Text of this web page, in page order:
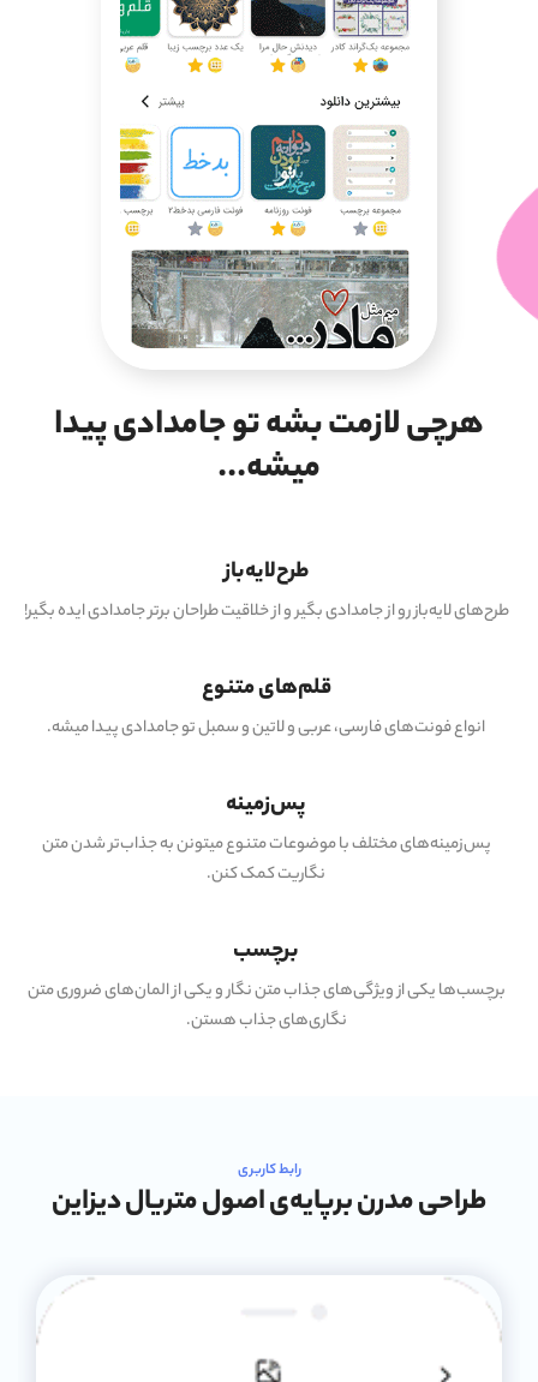
هرچی لازمت بشه تو جامدادی پیدا
میشه...
طرح‌لایه‌باز
طرح‌های لایه‌باز رو از جامدادی بگیر و از خلاقیت طراحان برتر جامدادی ایده بگیر!
قلم‌های متنوع
انواع فونت‌های فارسی، عربی و لاتین و سمبل تو جامدادی پیدا میشه.
پس‌زمینه
پس‌زمینه‌های مختلف با موضوعات متنوع میتونن به جذاب‌تر شدن متن
نگاریت کمک کنن.
برچسب
برچسب‌ها یکی از ویژگی‌های جذاب متن نگار و یکی از المان‌های ضروری متن
نگاری‌های جذاب هستن.
رابط کاربری
طراحی مدرن برپایه‌ی اصول متریال دیزاین